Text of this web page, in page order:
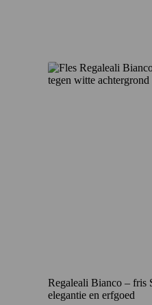
Regaleali Bianco – fris
elegantie en erfgoed